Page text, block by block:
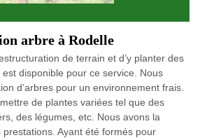
arbre à Rodelle
de terrain et d’y planter des
disponible pour ce service. Nous
d’arbres pour un environnement frais.
de plantes variées tel que des
des légumes, etc. Nous avons la
Ayant été formés pour